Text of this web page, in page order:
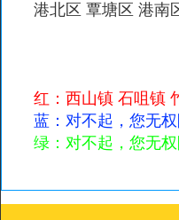
港北区 覃塘区 港南
红：西山镇 石咀镇
蓝：对不起，您无权
绿：对不起，您无权